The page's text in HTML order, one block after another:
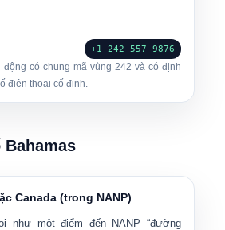
+1 242 557 9876
có chung mã vùng 242 và có định
điện thoại cố định.
Bahamas
Canada (trong NANP)
như một điểm đến NANP “đường